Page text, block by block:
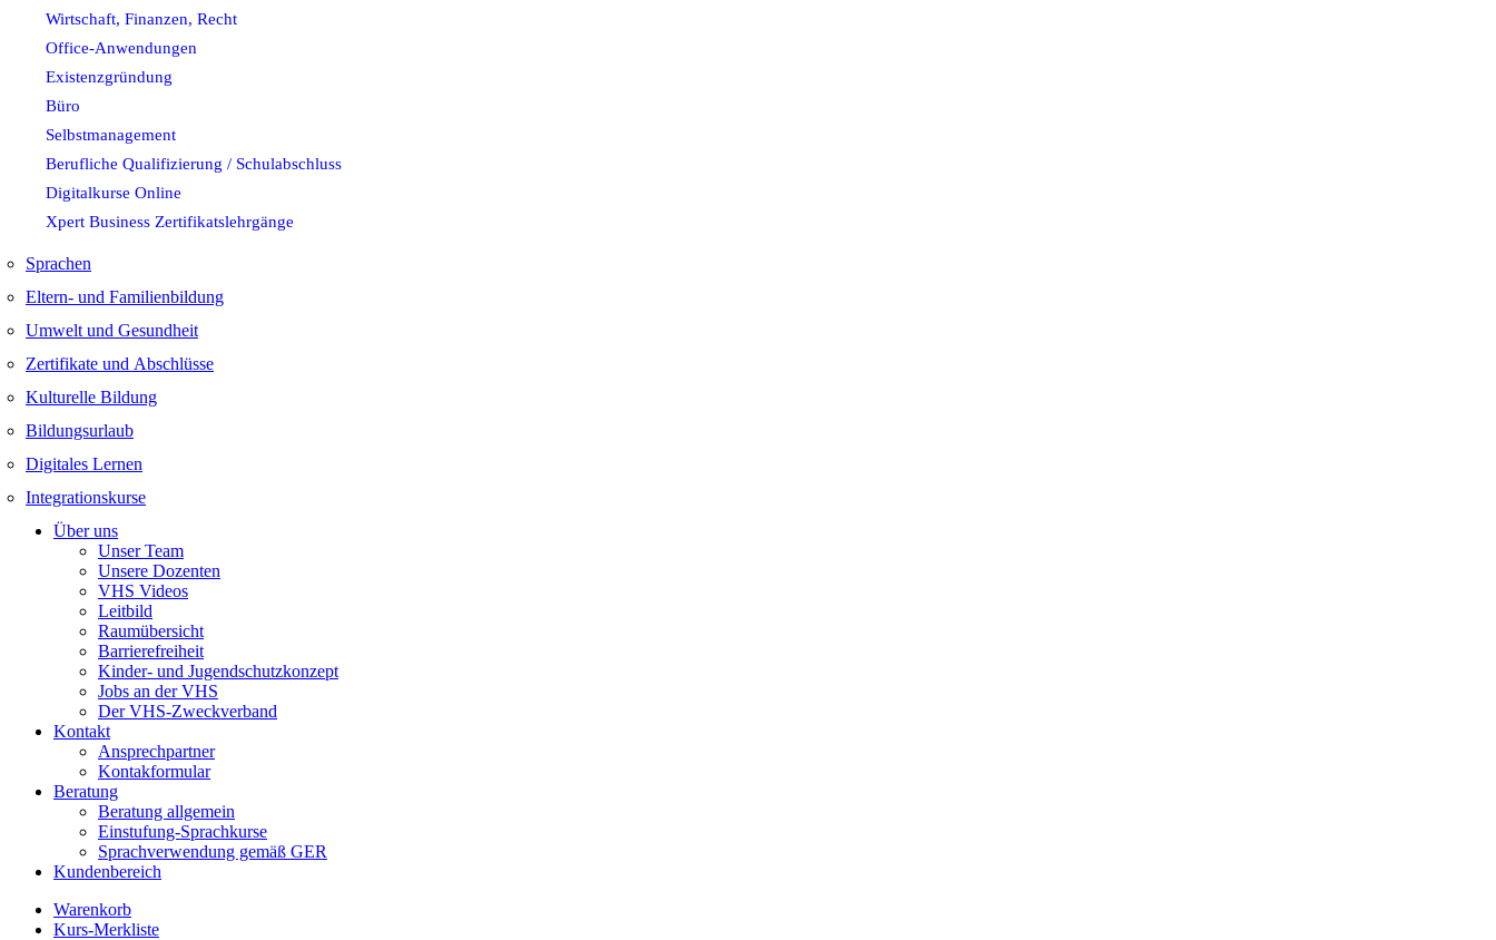
Wirtschaft, Finanzen, Recht
Office-Anwendungen
Existenzgründung
Büro
Selbstmanagement
Berufliche Qualifizierung / Schulabschluss
Digitalkurse Online
Xpert Business Zertifikatslehrgänge
Sprachen
Eltern- und Familienbildung
Umwelt und Gesundheit
Zertifikate und Abschlüsse
Kulturelle Bildung
Bildungsurlaub
Digitales Lernen
Integrationskurse
Über uns
Unser Team
Unsere Dozenten
VHS Videos
Leitbild
Raumübersicht
Barrierefreiheit
Kinder- und Jugendschutzkonzept
Jobs an der VHS
Der VHS-Zweckverband
Kontakt
Ansprechpartner
Kontakformular
Beratung
Beratung allgemein
Einstufung-Sprachkurse
Sprachverwendung gemäß GER
Kundenbereich
Warenkorb
Kurs-Merkliste